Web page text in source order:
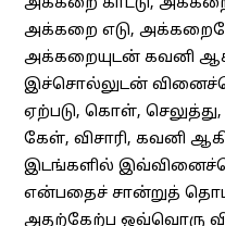
அக்கறை காட்டு,
அக்கறை எடு,
அக்கறையுடன் கவனி
இச்சொல்லுடன்
ஏற்படு, கொள், செலுத்து,
கேள், விசாரி, கவனி
இடங்களில்
என்பதைச் சான்றுத்
அதற்கேற்ப ஒவ்வொரு